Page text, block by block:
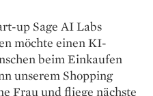
up Sage AI Labs
möchte einen KI-
beim Einkaufen
­unserem Shopping
Frau und fliege nächste